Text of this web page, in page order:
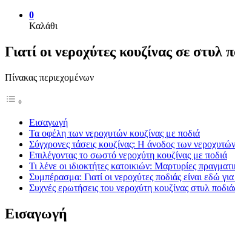
0
Καλάθι
Γιατί οι νεροχύτες κουζίνας σε στυλ
Πίνακας περιεχομένων
Εισαγωγή
Τα οφέλη των νεροχυτών κουζίνας με ποδιά
Σύγχρονες τάσεις κουζίνας: Η άνοδος των
Επιλέγοντας το σωστό νεροχύτη κουζίνας με ποδιά
Τι λένε οι ιδιοκτήτες κατοικιών: Μαρτυρίες
Συμπέρασμα: Γιατί οι νεροχύτες ποδιάς είναι εδώ
Συχνές ερωτήσεις του νεροχύτη κουζίνας στυλ
Εισαγωγή